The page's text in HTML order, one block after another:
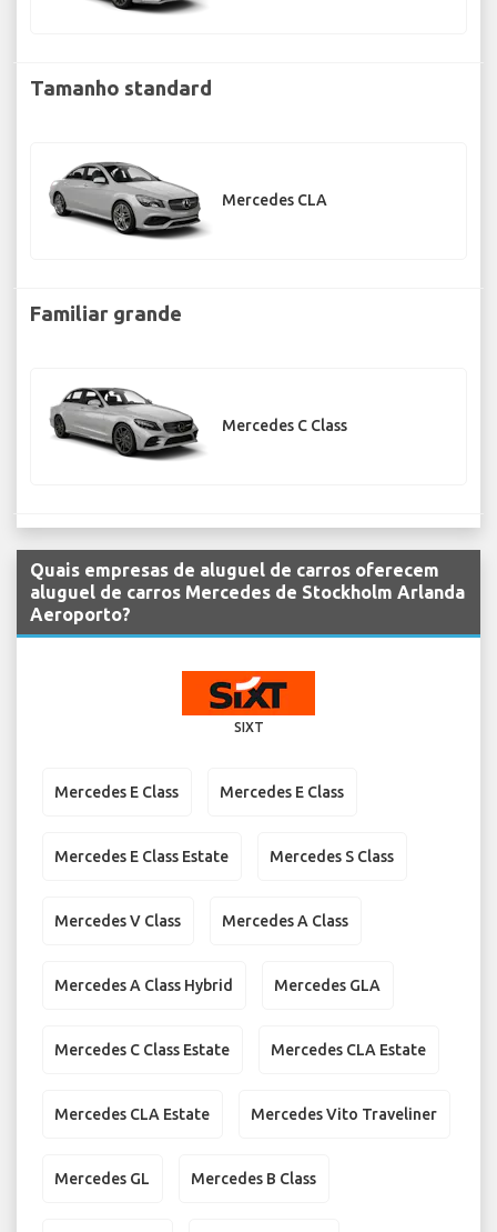
Tamanho standard
Mercedes CLA
Familiar grande
Mercedes C Class
Quais empresas de aluguel de carros oferecem
aluguel de carros Mercedes de Stockholm Arlanda
Aeroporto?
SIXT
Mercedes E Class Mercedes E Class
Mercedes E Class Estate Mercedes S Class
Mercedes V Class Mercedes A Class
Mercedes A Class Hybrid Mercedes GLA
Mercedes C Class Estate Mercedes CLA Estate
Mercedes CLA Estate Mercedes Vito Traveliner
Mercedes GL Mercedes B Class